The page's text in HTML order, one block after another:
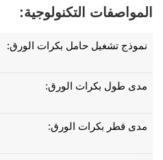
المواصفات التكنولوجية:
نموذج تشغيل حامل بكرات الورق:
مدى طول بكرات الورق:
مدى قطر بكرات الورق: